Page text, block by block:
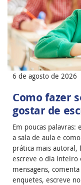
6 de agosto de 2026
Como fazer
gostar de
Em poucas
a sala de aula e
prática mais autoral,
escreve o dia inteiro
mensagens,
enquetes, escreve